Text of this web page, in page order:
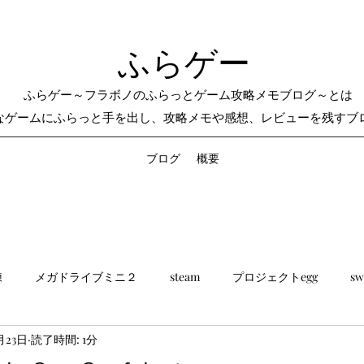
ふらゲー
ふらゲー～フラボノのふらっとゲーム攻略メモブログ～とは
ゲームにふらっと手を出し、攻略メモや感想、レビューを残すブ
ブログ 概要
メガドライブミニ２ steam プロジェクトegg
23日 読了時間: 1分